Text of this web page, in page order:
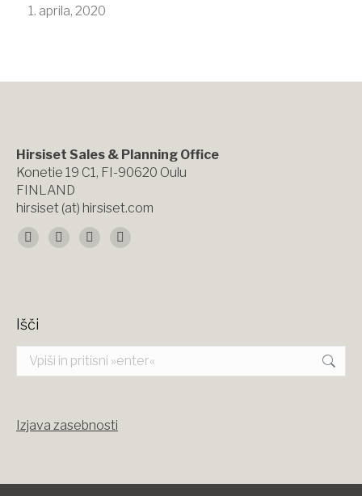
1. aprila, 2020
Hirsiset Sales & Planning Office
Konetie 19 C1, FI-90620 Oulu
FINLAND
hirsiset (at) hirsiset.com
Find us on:
Facebook
new
X
new
YouTube
new
Instagram
new
Išči
Search:
Izjava zasebnosti